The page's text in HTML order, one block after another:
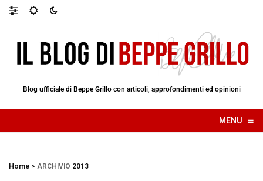
Blog ufficiale di Beppe Grillo con articoli, approfondimenti ed opinioni
MENU ≡
☰
Home > ARCHIVIO 2013